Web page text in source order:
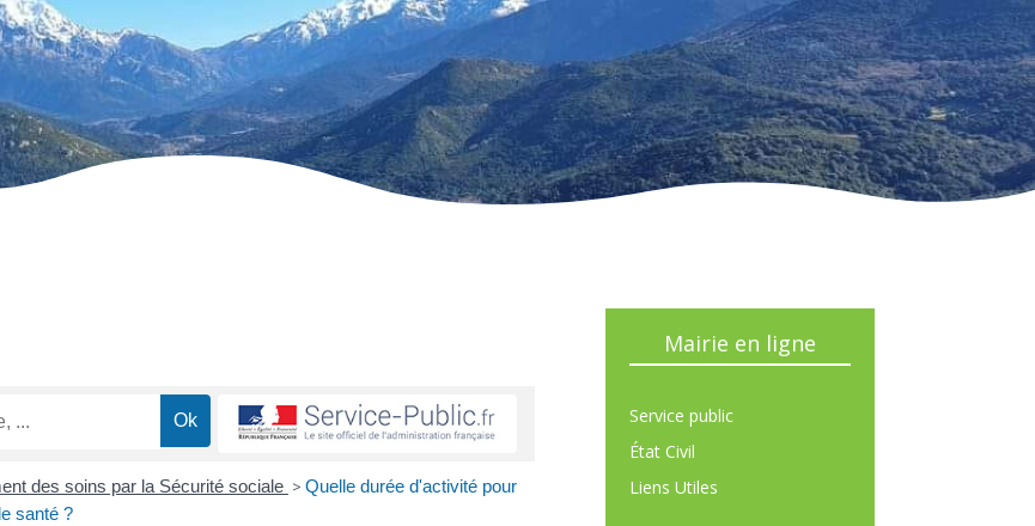
des soins par la Sécurité sociale > Quelle durée d'activité pour
santé ?
Mairie en ligne
Service public
État Civil
Liens Utiles